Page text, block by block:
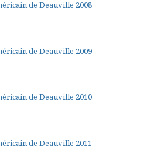
de Deauville 2008
de Deauville 2009
de Deauville 2010
de Deauville 2011